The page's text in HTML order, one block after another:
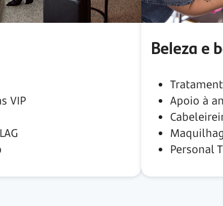
VIP
Beleza e
Apoio à
Personal